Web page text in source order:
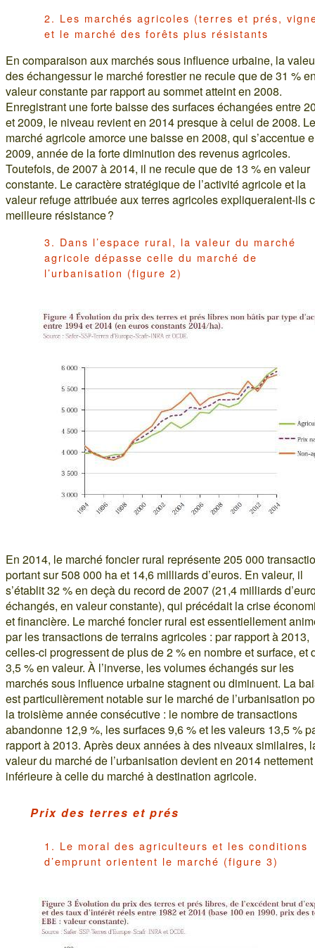
2. Les marchés agricoles (terres et prés,
et le marché des forêts plus résistants
En comparaison aux marchés sous influence urbaine, la
des échangessur le marché forestier ne recule que de 31 %
valeur constante par rapport au sommet atteint en 2008.
Enregistrant une forte baisse des surfaces échangées entre
et 2009, le niveau revient en 2014 presque à celui de 2008. Le
marché agricole amorce une baisse en 2008, qui s’accentue
2009, année de la forte diminution des revenus agricoles.
Toutefois, de 2007 à 2014, il ne recule que de 13 % en valeur
constante. Le caractère stratégique de l’activité agricole et la
valeur refuge attribuée aux terres agricoles expliqueraient-ils
meilleure résistance ?
3. Dans l’espace rural, la valeur du marché
agricole dépasse celle du marché de
l’urbanisation (figure 2)
En 2014, le marché foncier rural représente 205 000
portant sur 508 000 ha et 14,6 milliards d’euros. En valeur, il
s’établit 32 % en deçà du record de 2007 (21,4 milliards
échangés, en valeur constante), qui précédait la crise
et financière. Le marché foncier rural est essentiellement
par les transactions de terrains agricoles : par rapport à 2013,
celles-ci progressent de plus de 2 % en nombre et surface, et
3,5 % en valeur. À l’inverse, les volumes échangés sur les
marchés sous influence urbaine stagnent ou diminuent. La
est particulièrement notable sur le marché de l’urbanisation
la troisième année consécutive : le nombre de transactions
abandonne 12,9 %, les surfaces 9,6 % et les valeurs 13,5 %
rapport à 2013. Après deux années à des niveaux similaires,
valeur du marché de l’urbanisation devient en 2014 nettement
inférieure à celle du marché à destination agricole.
Prix des terres et prés
1. Le moral des agriculteurs et les conditions
d’emprunt orientent le marché (figure 3)